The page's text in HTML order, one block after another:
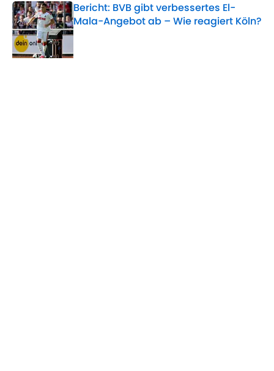
Bericht: BVB gibt verbessertes El-
Mala-Angebot ab – Wie reagiert Köln?
Published by on Invalid Date